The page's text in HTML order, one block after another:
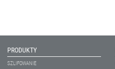
PRODUKTY
SZLIFOWANIE